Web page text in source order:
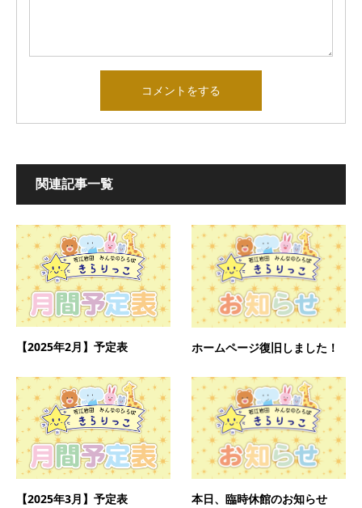
関連記事一覧
【2025年2月】予定表 ホームページ復旧しました！
【2025年3月】予定表 本日、臨時休館のお知らせ